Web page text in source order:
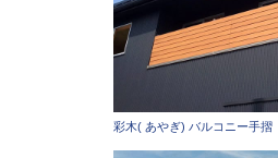
彩木( あやぎ) バルコニー手摺